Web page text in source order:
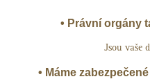
• Právní orgány
Jsou vaše
• Máme